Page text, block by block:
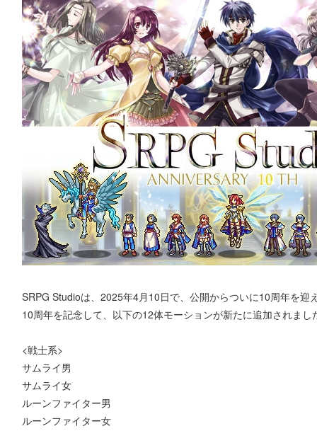
SRPG Studioは、2025年4月10日で、公開からついに10周年を迎
10周年を記念して、以下の12体モーションが新たに追加されまし
<戦士系>
サムライ男
サムライ女
ルーンファイター男
ルーンファイター女